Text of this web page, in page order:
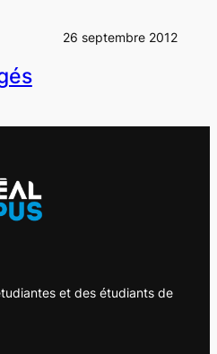
26 septembre 2012
et des étudiants de